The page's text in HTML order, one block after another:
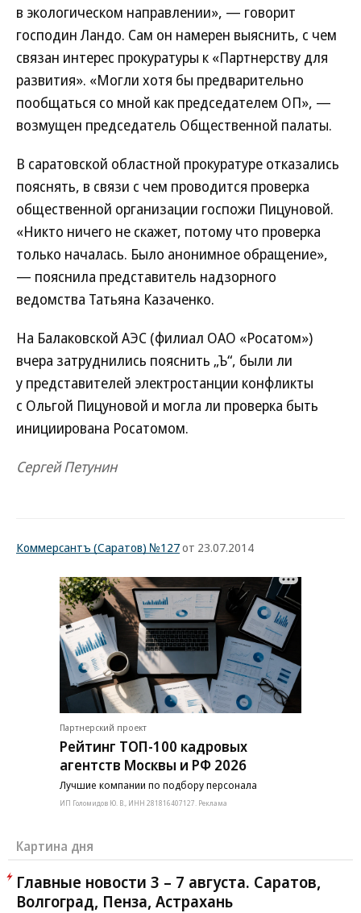
в экологическом направлении», — говорит
господин Ландо. Сам он намерен выяснить, с чем
связан интерес прокуратуры к «Партнерству для
развития». «Могли хотя бы предварительно
пообщаться со мной как председателем ОП», —
возмущен председатель Общественной палаты.
В саратовской областной прокуратуре отказались
пояснять, в связи с чем проводится проверка
общественной организации госпожи Пицуновой.
«Никто ничего не скажет, потому что проверка
только началась. Было анонимное обращение»,
— пояснила представитель надзорного
ведомства Татьяна Казаченко.
На Балаковской АЭС (филиал ОАО «Росатом»)
вчера затруднились пояснить „Ъ“, были ли
у представителей электростанции конфликты
с Ольгой Пицуновой и могла ли проверка быть
инициирована Росатомом.
Сергей Петунин
Коммерсантъ (Саратов) №127от 23.07.2014
Партнерский проект
Рейтинг ТОП-100 кадровых
агентств Москвы и РФ 2026
Лучшие компании по подбору персонала
ИП Голомидов Ю. В., ИНН 281816407127. Реклама
Картина дня
Главные новости 3 – 7 августа. Саратов,
Волгоград, Пенза, Астрахань